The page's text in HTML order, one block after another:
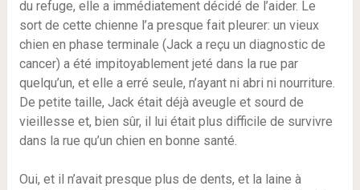
du refuge, elle a immédiatement décidé de l’aider. Le
sort de cette chienne l’a presque fait pleurer: un vieux
chien en phase terminale (Jack a reçu un diagnostic de
cancer) a été impitoyablement jeté dans la rue par
quelqu’un, et elle a erré seule, n’ayant ni abri ni nourriture.
De petite taille, Jack était déjà aveugle et sourd de
vieillesse et, bien sûr, il lui était plus difficile de survivre
dans la rue qu’un chien en bonne santé.
Oui, et il n’avait presque plus de dents, et la laine à